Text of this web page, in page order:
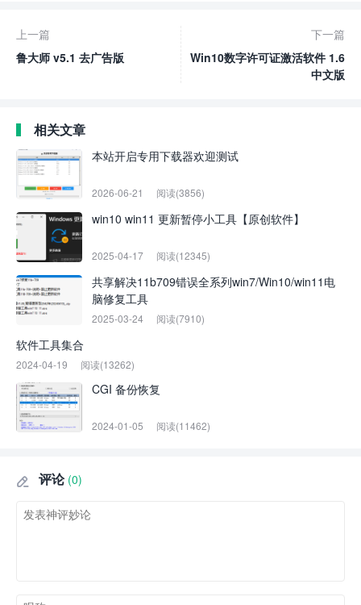
上一篇
鲁大师 v5.1 去广告版
下一篇
Win10数字许可证激活软件 1.6
中文版
相关文章
本站开启专用下载器欢迎测试
2026-06-21 阅读(3856)
win10 win11 更新暂停小工具【原创软件】
2025-04-17 阅读(12345)
共享解决11b709错误全系列win7/Win10/win11电
脑修复工具
2025-03-24 阅读(7910)
软件工具集合
2024-04-19 阅读(13262)
CGI 备份恢复
2024-01-05 阅读(11462)
 评论 (0)